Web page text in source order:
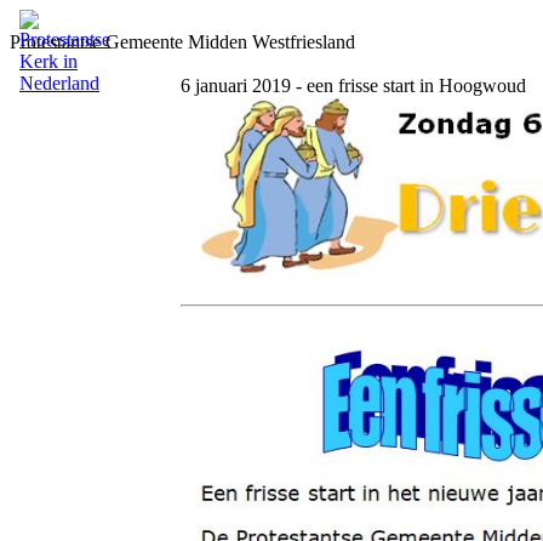
Protestantse Gemeente Midden Westfriesland
6 januari 2019 - een frisse start in Hoogwoud